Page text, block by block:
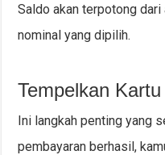
Saldo akan terpotong
nominal yang dipilih.
Tempelkan
Ini langkah penting yang
pembayaran berhasil,